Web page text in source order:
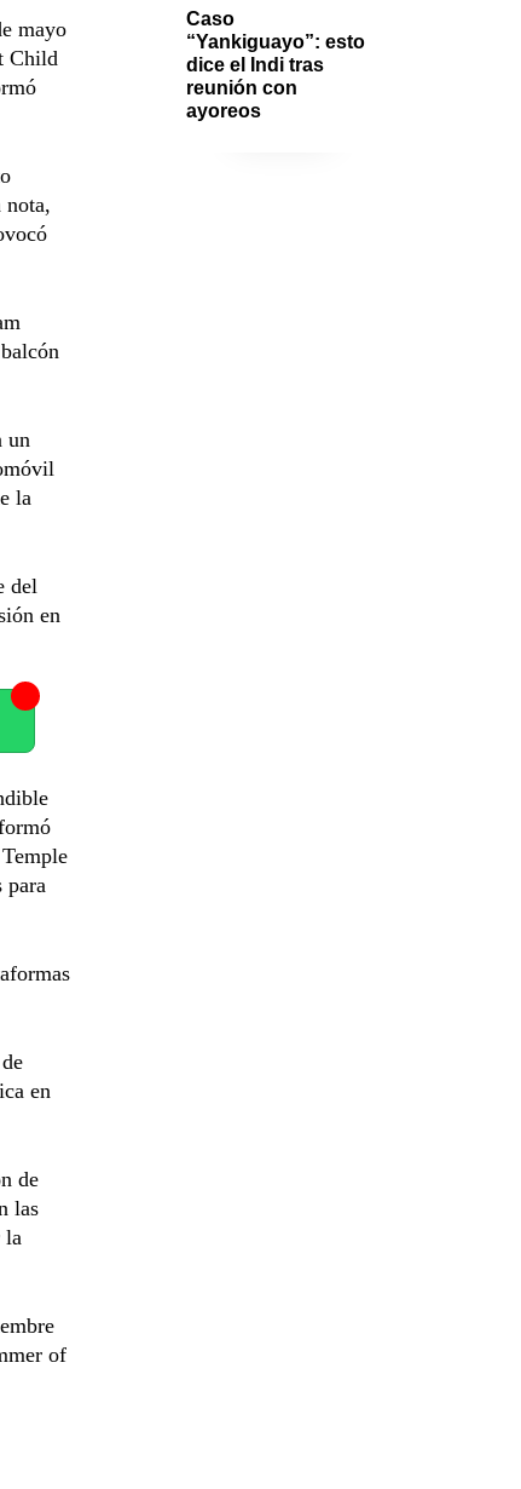
Caso
“Yankiguayo”: esto
dice el Indi tras
reunión con
ayoreos
mayo
Child
un
la
del
en
para
en
de
las
la
of